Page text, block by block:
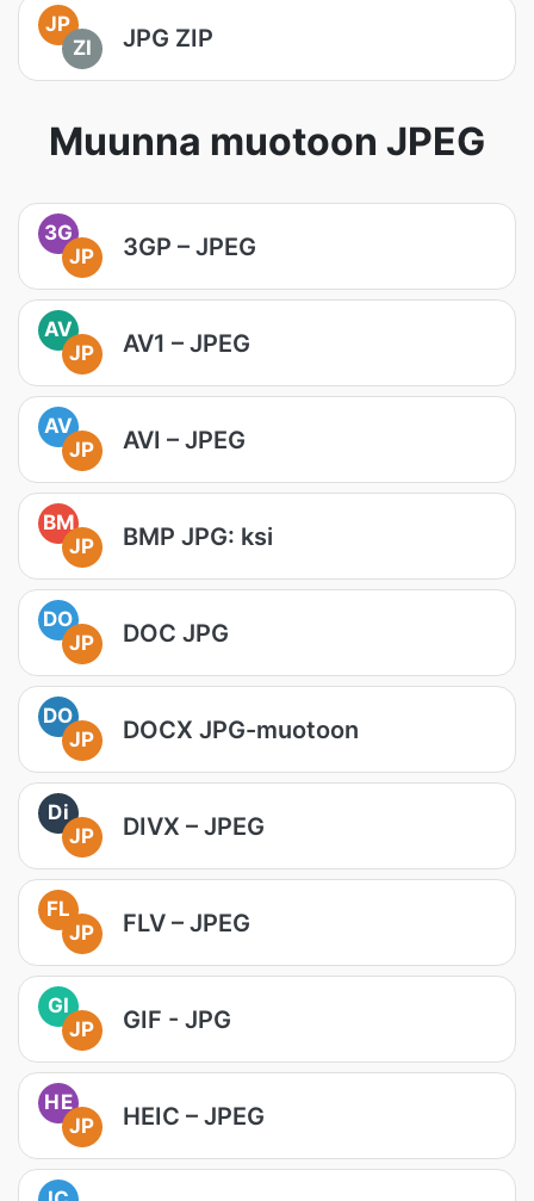
JP
ZI
JPG ZIP
Muunna muotoon JPEG
3G
JP
3GP – JPEG
AV
JP
AV1 – JPEG
AV
JP
AVI – JPEG
BM
JP
BMP JPG: ksi
DO
JP
DOC JPG
DO
JP
DOCX JPG-muotoon
Di
JP
DIVX – JPEG
FL
JP
FLV – JPEG
GI
JP
GIF - JPG
HE
JP
HEIC – JPEG